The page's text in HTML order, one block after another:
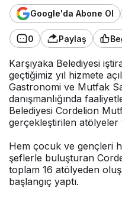
Google'da Abone Ol
0 Paylaş
Karşıyaka Belediyesi
geçtiğimiz yıl hizmete
Gastronomi ve Mutfak
danışmanlığında
Belediyesi Cordelion
gerçekleştirilen
Hem çocuk ve gençleri
şeflerle buluşturan
toplam 16 atölyeden
başlangıç yaptı.